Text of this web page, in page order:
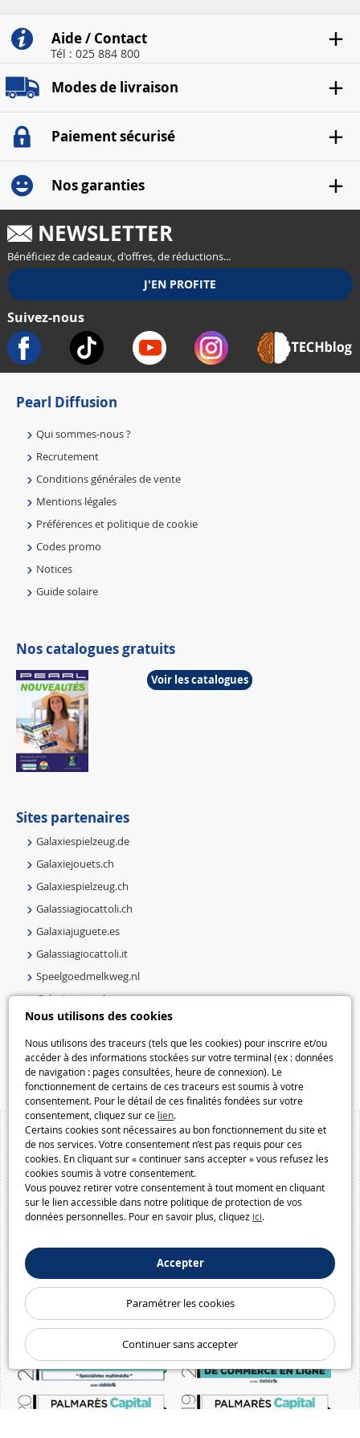
Nous utilisons des cookies
Nous utilisons des traceurs (tels que les cookies) pour inscrire et/ou
accéder à des informations stockées sur votre terminal (ex : données
de navigation : pages consultées, heure de connexion). Le
fonctionnement de certains de ces traceurs est soumis à votre
consentement. Pour le détail de ces finalités fondées sur votre
consentement, cliquez sur ce lien.
Certains cookies sont nécessaires au bon fonctionnement du site et
de nos services. Votre consentement n’est pas requis pour ces
cookies. En cliquant sur « continuer sans accepter » vous refusez les
cookies soumis à votre consentement.
Vous pouvez retirer votre consentement à tout moment en cliquant
sur le lien accessible dans notre politique de protection de vos
données personnelles. Pour en savoir plus, cliquez ici.
Accepter
Paramétrer les cookies
Continuer sans accepter
Aide / Contact
Tél : 025 884 800
Modes de livraison
Paiement sécurisé
Nos garanties
NEWSLETTER
Bénéficiez de cadeaux, d'offres, de réductions...
Suivez-nous
Pearl Diffusion
Qui sommes-nous ?
Recrutement
Conditions générales de vente
Mentions légales
Préférences et politique de cookie
Codes promo
Notices
Guide solaire
Nos catalogues gratuits
Voir les catalogues
Sites partenaires
Galaxiespielzeug.de
Galaxiejouets.ch
Galaxiespielzeug.ch
Galassiagiocattoli.ch
Galaxiajuguete.es
Galassiagiocattoli.it
Speelgoedmelkweg.nl
Galaxiejouets.be
Galaxiespielzeug.be
Speelgoedmelkweg.be
Macway.com